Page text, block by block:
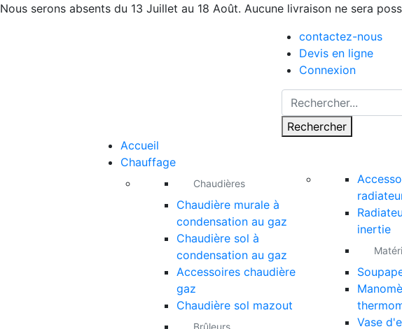
Nous serons absents du 13 Juillet au 18 Août. Aucune livraison ne sera
contactez-nous
Devis en ligne
Connexion
Rechercher
Accueil
Chauffage
Chaudières
Chaudière murale à
condensation au gaz
Chaudière sol à
condensation au gaz
Accessoires chaudière
gaz
Chaudière sol mazout
Brûleurs
inertie
Vase